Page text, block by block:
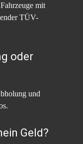
mit
TÜV-
oder
und
Geld?